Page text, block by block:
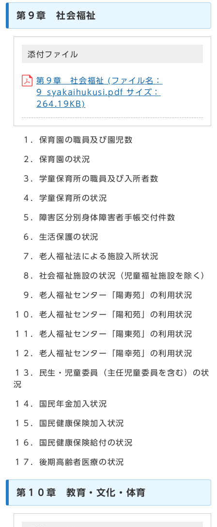
第９章 社会福祉
添付ファイル
第９章 社会福祉 (ファイル名：
9_syakaihukusi.pdf サイズ：
264.19KB)
１．保育園の職員及び園児数
２．保育園の状況
３．学童保育所の職員及び入所者数
４．学童保育所の状況
５．障害区分別身体障害者手帳交付件数
６．生活保護の状況
７．老人福祉法による施設入所状況
８．社会福祉施設の状況（児童福祉施設を除く）
９．老人福祉センター「陽寿苑」の利用状況
１０．老人福祉センター「陽和苑」の利用状況
１１．老人福祉センター「陽東苑」の利用状況
１２．老人福祉センター「陽幸苑」の利用状況
１３．民生・児童委員（主任児童委員を含む）の状
況
１４．国民年金加入状況
１５．国民健康保険加入状況
１６．国民健康保険給付の状況
１７．後期高齢者医療の状況
第１０章 教育・文化・体育